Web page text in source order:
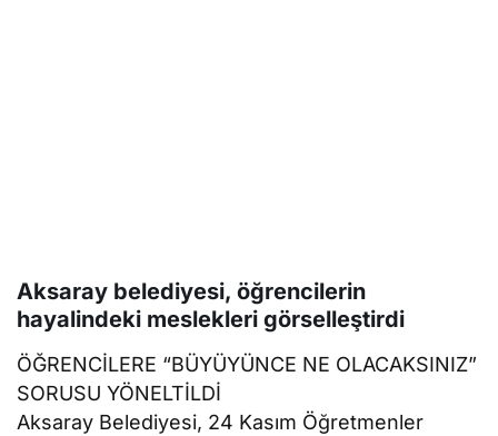
Aksaray belediyesi, öğrencilerin
hayalindeki meslekleri görselleştirdi
ÖĞRENCİLERE “BÜYÜYÜNCE NE OLACAKSINIZ”
SORUSU YÖNELTİLDİ
Aksaray Belediyesi, 24 Kasım Öğretmenler